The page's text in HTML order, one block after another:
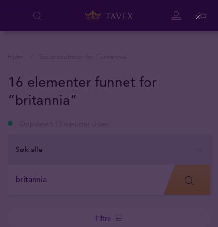
16 elementer funnet for
“britannia”
Filtre
Close